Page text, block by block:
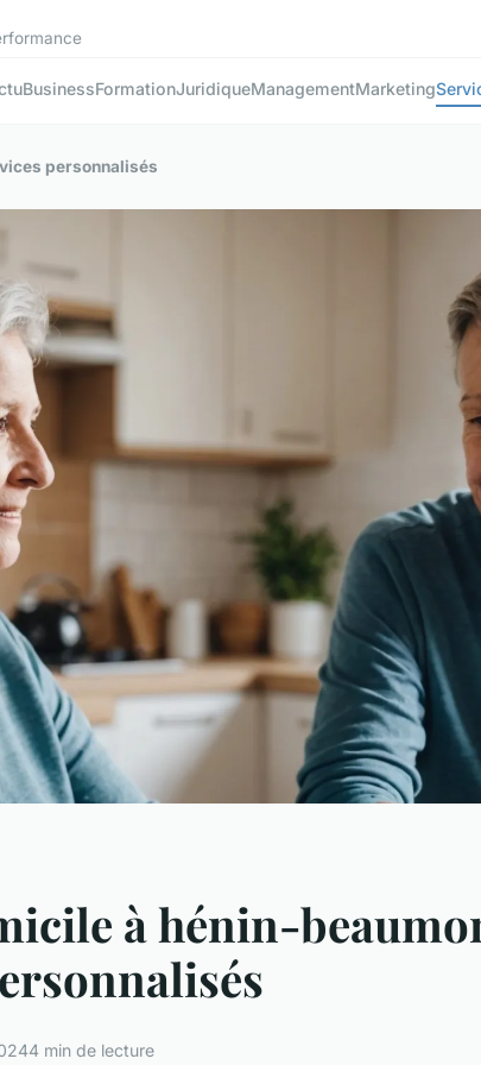
BusinessFormationJuridiqueManagementMarketing
personnalisés
à hénin-
4 min de lecture